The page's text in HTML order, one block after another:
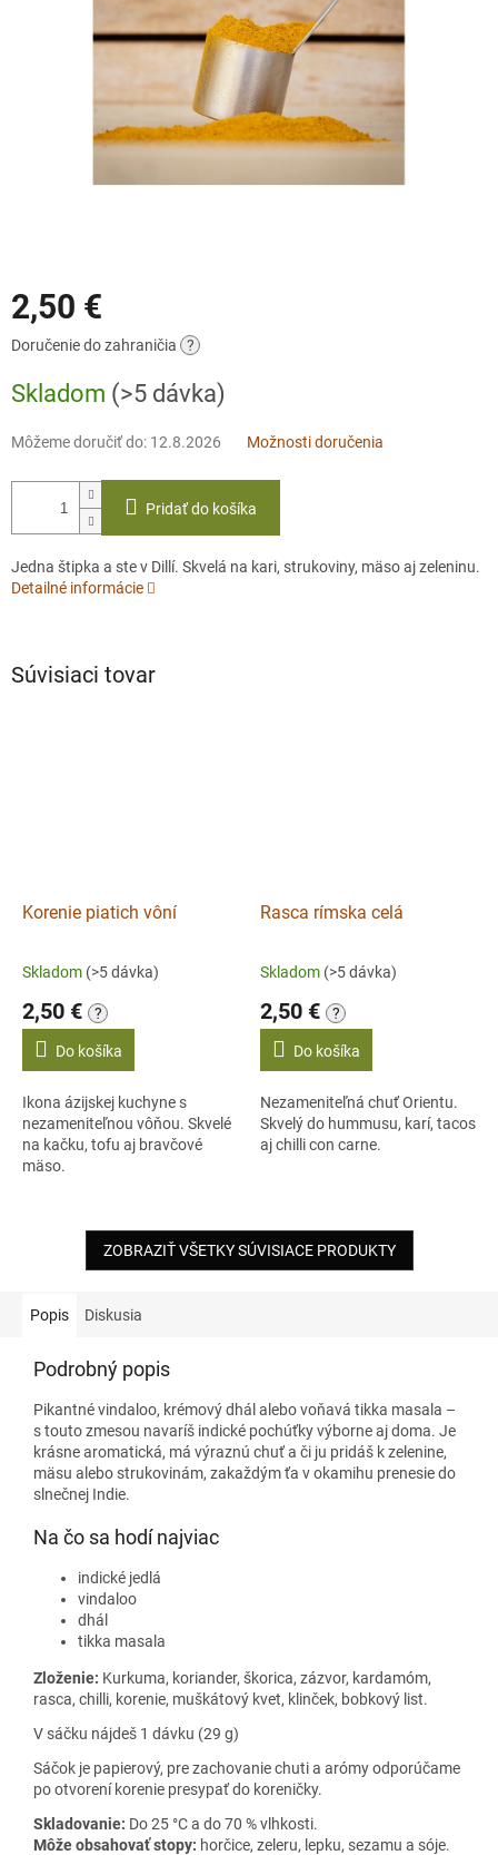
2,50 €
Jednotková
Doručenie do zahraničia ?
Skladom (>5 dávka)
Môžeme doručiť do: 12.8.2026 Možnosti doručenia
Pridať do košíka
Jedna štipka a ste v Dillí. Skvelá na kari, strukoviny, mäso aj zeleninu.
Detailné informácie
Súvisiaci tovar
Korenie piatich vôní
Skladom (>5 dávka)
2,50 € ?
Do košíka
Ikona ázijskej kuchyne s
nezameniteľnou vôňou. Skvelé
na kačku, tofu aj bravčové
mäso.
Rasca rímska celá
Skladom (>5 dávka)
2,50 € ?
Do košíka
Nezameniteľná chuť Orientu.
Skvelý do hummusu, karí, tacos
aj chilli con carne.
ZOBRAZIŤ VŠETKY SÚVISIACE PRODUKTY
Popis Diskusia
Podrobný popis
Pikantné vindaloo, krémový dhál alebo voňavá tikka masala –
s touto zmesou navaríš indické pochúťky výborne aj doma. Je
krásne aromatická, má výraznú chuť a či ju pridáš k zelenine,
mäsu alebo strukovinám, zakaždým ťa v okamihu prenesie do
slnečnej Indie.
Na čo sa hodí najviac
indické jedlá
vindaloo
dhál
tikka masala
Zloženie: Kurkuma, koriander, škorica, zázvor, kardamóm,
rasca, chilli, korenie, muškátový kvet, klinček, bobkový list.
V sáčku nájdeš 1 dávku (29 g)
Sáčok je papierový, pre zachovanie chuti a arómy odporúčame
po otvorení korenie presypať do koreničky.
Skladovanie: Do 25 °C a do 70 % vlhkosti.
Môže obsahovať stopy: horčice, zeleru, lepku, sezamu a sóje.